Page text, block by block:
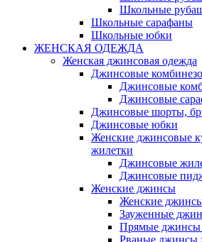
Школьные
Школьные сарафаны
Школьные юбки
ЖЕНСКАЯ ОДЕЖДА
Женская джинсовая одежда
Джинсовые
Джинсовые
Джинсовые
Джинсовые шорты,
Джинсовые юбки
Женские джинсовые
жилетки
Джинсовые
Джинсовые
Женские джинсы
Женские
Зауженные
Прямые джинсы
Рваные джинсы